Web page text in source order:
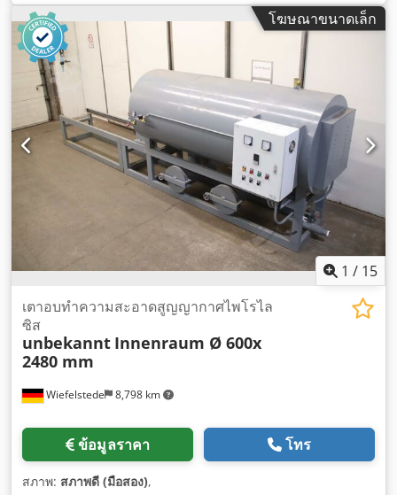
โฆษณาขนาดเล็ก
1 / 15
Wiefelstede 8,798 km
เตาอบทำความสะอาดสูญญากาศไพโรไล
ซิส
unbekannt Innenraum Ø 600x
2480 mm
ข้อมูลราคา โทร
สภาพ: สภาพดี (มือสอง),